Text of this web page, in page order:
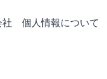
個人情報について